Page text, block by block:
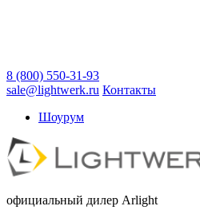
8 (800) 550-31-93
sale@lightwerk.ru Контакты
Шоурум
официальный дилер Arlight